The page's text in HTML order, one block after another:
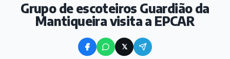
Grupo de escoteiros Guardião da
Mantiqueira visita a EPCAR
𝕏